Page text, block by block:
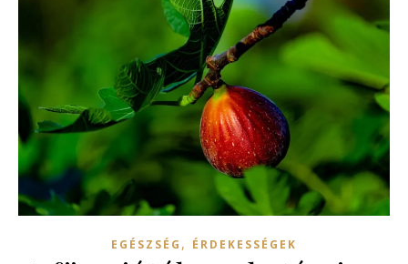
EGÉSZSÉG , ÉRDEKESSÉGEK